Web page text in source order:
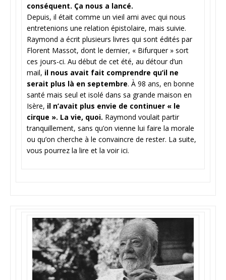
conséquent. Ça nous a lancé.
Depuis, il était comme un vieil ami avec qui nous
entretenions une relation épistolaire, mais suivie.
Raymond a écrit plusieurs livres qui sont édités par
Florent Massot, dont le dernier, « Bifurquer » sort
ces jours-ci. Au début de cet été, au détour d’un
mail, il nous avait fait comprendre qu’il ne
serait plus là en septembre. À 98 ans, en bonne
santé mais seul et isolé dans sa grande maison en
Isère, il n’avait plus envie de continuer « le
cirque ». La vie, quoi. Raymond voulait partir
tranquillement, sans qu’on vienne lui faire la morale
ou qu’on cherche à le convaincre de rester. La suite,
vous pourrez la lire et la voir ici.